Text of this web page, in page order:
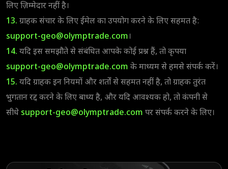
लिए ज़िम्मेदार नहीं है।
13. ग्राहक संचार के लिए ईमेल का उपयोग करने के लिए सहमत है:
support-geo@olymptrade.com।
14. यदि इस समझौते से संबंधित आपके कोई प्रश्न हैं, तो कृपया
support-geo@olymptrade.com के माध्यम से हमसे संपर्क करें।
15. यदि ग्राहक इन नियमों और शर्तों से सहमत नहीं है, तो ग्राहक तुरंत
भुगतान रद्द करने के लिए बाध्य है, और यदि आवश्यक हो, तो कंपनी से
सीधे support-geo@olymptrade.com पर संपर्क करने के लिए।